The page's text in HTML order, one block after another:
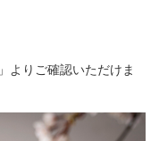
」よりご確認いただけま